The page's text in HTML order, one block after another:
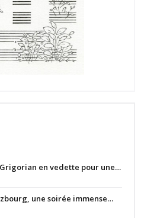
en vedette pour une…
une soirée immense…